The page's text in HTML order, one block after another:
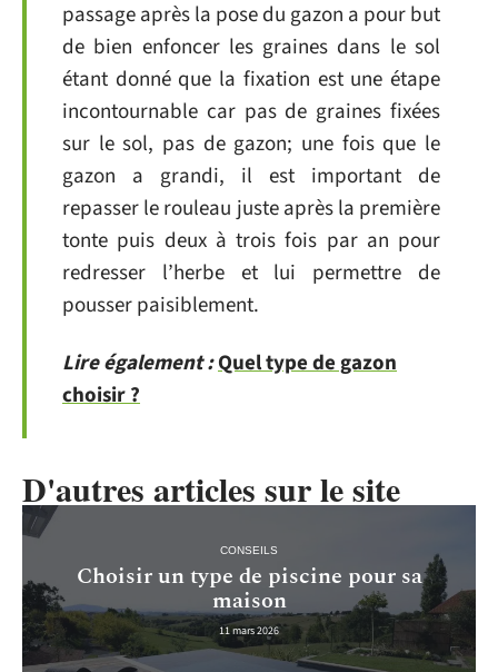
passage après la pose du gazon a pour but
de bien enfoncer les graines dans le sol
étant donné que la fixation est une étape
incontournable car pas de graines fixées
sur le sol, pas de gazon; une fois que le
gazon a grandi, il est important de
repasser le rouleau juste après la première
tonte puis deux à trois fois par an pour
redresser l’herbe et lui permettre de
pousser paisiblement.
Lire également :Quel type de gazon
choisir ?
D'autres articles sur le site
CONSEILS
Choisir un type de piscine pour sa
maison
11 mars 2026